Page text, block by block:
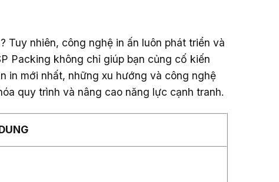
Tuy nhiên, công nghệ in ấn luôn phát triển và
Packing không chỉ giúp bạn củng cố kiến
in mới nhất, những xu hướng và công nghệ
quy trình và nâng cao năng lực cạnh tranh.